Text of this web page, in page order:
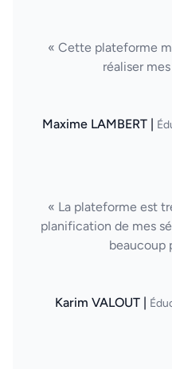
« Cette plateforme
réaliser
Maxime LAMBERT |
« La plateforme est
planification de mes
beaucoup
Karim VALOUT |